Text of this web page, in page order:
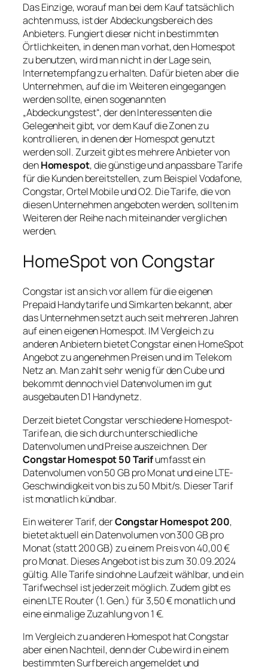
Das Einzige, worauf man bei dem Kauf tatsächlich
achten muss, ist der Abdeckungsbereich des
Anbieters. Fungiert dieser nicht in bestimmten
Örtlichkeiten, in denen man vorhat, den Homespot
zu benutzen, wird man nicht in der Lage sein,
Internetempfang zu erhalten. Dafür bieten aber die
Unternehmen, auf die im Weiteren eingegangen
werden sollte, einen sogenannten
„Abdeckungstest“, der den Interessenten die
Gelegenheit gibt, vor dem Kauf die Zonen zu
kontrollieren, in denen der Homespot genutzt
werden soll. Zurzeit gibt es mehrere Anbieter von
denHomespot, die günstige und anpassbare Tarife
für die Kunden bereitstellen, zum Beispiel Vodafone,
Congstar, Ortel Mobile und O2. Die Tarife, die von
diesen Unternehmen angeboten werden, sollten im
Weiteren der Reihe nach miteinander verglichen
werden.
HomeSpot von Congstar
Congstar ist an sich vor allem für die eigenen
Prepaid Handytarife und Simkarten bekannt, aber
das Unternehmen setzt auch seit mehreren Jahren
auf einen eigenen Homespot. IM Vergleich zu
anderen Anbietern bietet Congstar einen HomeSpot
Angebot zu angenehmen Preisen und im Telekom
Netz an. Man zahlt sehr wenig für den Cube und
bekommt dennoch viel Datenvolumen im gut
ausgebauten D1 Handynetz.
Derzeit bietet Congstar verschiedene Homespot-
Tarife an, die sich durch unterschiedliche
Datenvolumen und Preise auszeichnen. Der
Congstar Homespot 50 Tarifumfasst ein
Datenvolumen von 50 GB pro Monat und eine LTE-
Geschwindigkeit von bis zu 50 Mbit/s. Dieser Tarif
ist monatlich kündbar.
Ein weiterer Tarif, derCongstar Homespot 200,
bietet aktuell ein Datenvolumen von 300 GB pro
Monat (statt 200 GB) zu einem Preis von 40,00 €
pro Monat. Dieses Angebot ist bis zum 30.09.2024
gültig. Alle Tarife sind ohne Laufzeit wählbar, und ein
Tarifwechsel ist jederzeit möglich. Zudem gibt es
einen LTE Router (1. Gen.) für 3,50 € monatlich und
eine einmalige Zuzahlung von 1 €.
Im Vergleich zu anderen Homespot hat Congstar
aber einen Nachteil, denn der Cube wird in einem
bestimmten Surfbereich angemeldet und